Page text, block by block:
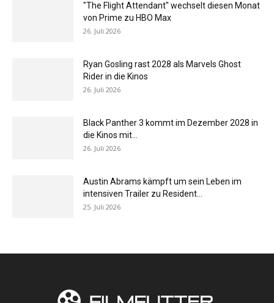
"The Flight Attendant" wechselt diesen Monat
von Prime zu HBO Max
26. Juli 2026
Ryan Gosling rast 2028 als Marvels Ghost
Rider in die Kinos
26. Juli 2026
Black Panther 3 kommt im Dezember 2028 in
die Kinos mit...
26. Juli 2026
Austin Abrams kämpft um sein Leben im
intensiven Trailer zu Resident...
25. Juli 2026